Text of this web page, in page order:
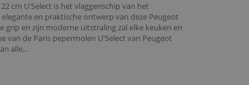
cm U'Select is het vlaggenschip van het
en praktische ontwerp van deze Peugeot
en zijn moderne uitstraling zal elke keuken en
van de Paris pepermolen U'Select van Peugeot
alle...